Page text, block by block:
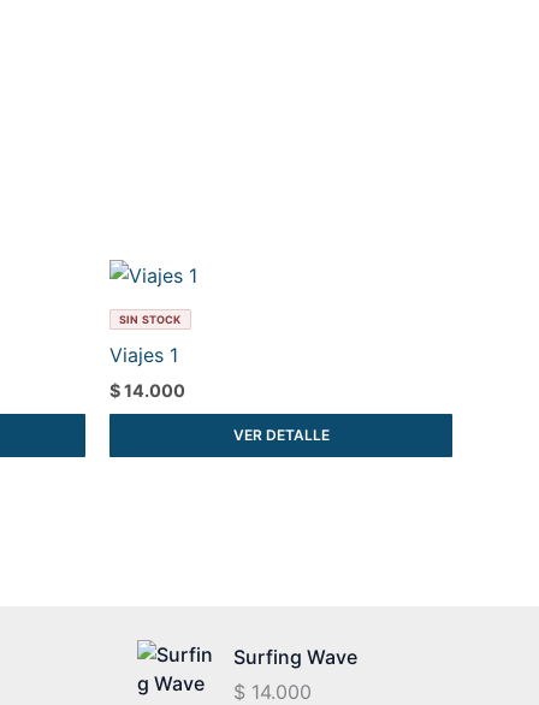
SIN STOCK
Viajes 1
$14.000
VER DETALLE
Surfing Wave
$ 14.000